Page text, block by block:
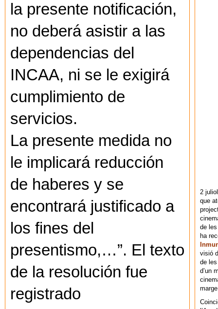
la presente notificación,
no deberá asistir a las
dependencias del
INCAA, ni se le exigirá
cumplimiento de
servicios.
La presente medida no
le implicará reducción
de haberes y se
encontrará justificado a
los fines del
presentismo,…”. El texto
de la resolución fue
registrado
2
que
de
ha
visió
de
d’un